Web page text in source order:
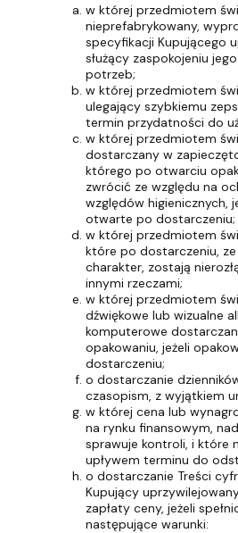
w której przedmiotem
nieprefabrykowany,
specyfikacji Kupującego
służący zaspokojeniu
potrzeb;
w której przedmiotem
ulegający szybkiemu
termin przydatności do
w której przedmiotem
dostarczany w
którego po otwarciu
zwrócić ze względu na
względów higienicznych,
otwarte po dostarczeniu;
w której przedmiotem
które po dostarczeniu,
charakter, zostają
innymi rzeczami;
w której przedmiotem
dźwiękowe lub wizualne
komputerowe
opakowaniu, jeżeli
dostarczeniu;
o dostarczanie
czasopism, z wyjątkiem
w której cena lub
na rynku finansowym,
sprawuje kontroli, i które
upływem terminu do
o dostarczanie Treści
Kupujący
zapłaty ceny, jeżeli
następujące warunki: